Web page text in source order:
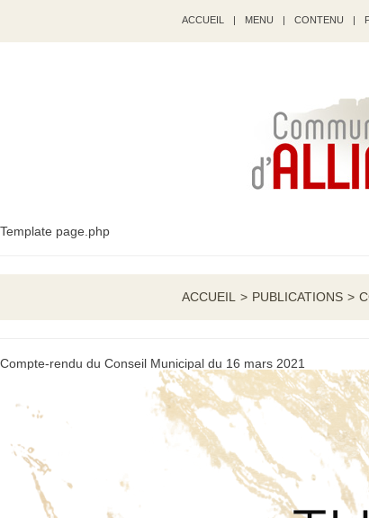
ACCUEIL | MENU | CONTENU |
Template page.php
ACCUEIL > PUBLICATIONS >
Compte-rendu du Conseil Municipal du 16 mars 2021